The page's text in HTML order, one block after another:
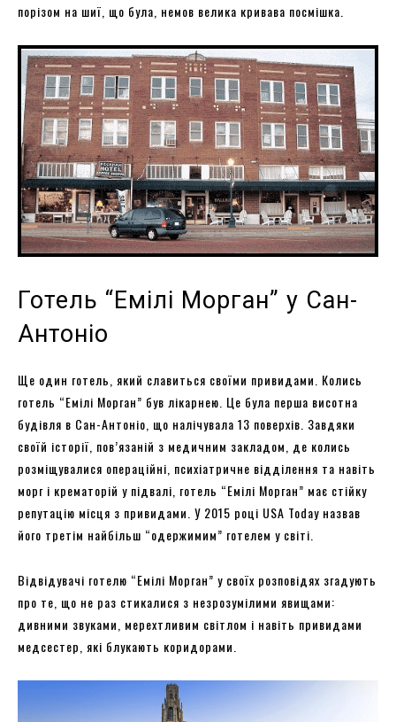
порізом на шиї, що була, немов велика кривава посмішка.
Готель “Емілі Морган” у Сан-
Антоніо
Ще один готель, який славиться своїми привидами. Колись
готель “Емілі Морган” був лікарнею. Це була перша висотна
будівля в Сан-Антоніо, що налічувала 13 поверхів. Завдяки
своїй історії, пов’язаній з медичним закладом, де колись
розміщувалися операційні, психіатричне відділення та навіть
морг і крематорій у підвалі, готель “Емілі Морган” має стійку
репутацію місця з привидами. У 2015 році USA Today назвав
його третім найбільш “одержимим” готелем у світі.
Відвідувачі готелю “Емілі Морган” у своїх розповідях згадують
про те, що не раз стикалися з незрозумілими явищами:
дивними звуками, мерехтливим світлом і навіть привидами
медсестер, які блукають коридорами.